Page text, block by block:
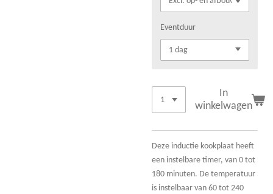
Eventduur
In
winkelwagen
Deze inductie kookplaat heeft
een instelbare timer, van 0 tot
180 minuten. De temperatuur
is instelbaar van 60 tot 240